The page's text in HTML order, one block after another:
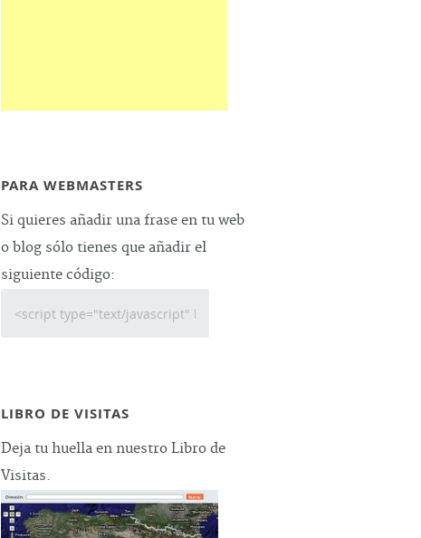
PARA WEBMASTERS
Si quieres añadir una frase en tu web
o blog sólo tienes que añadir el
siguiente código:
LIBRO DE VISITAS
Deja tu huella en nuestro Libro de
Visitas.